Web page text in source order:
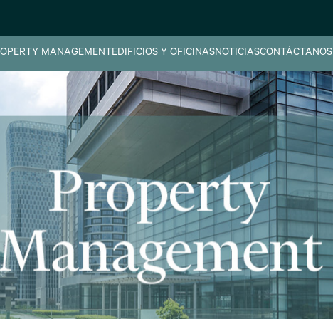
MANAGEMENT EDIFICIOS Y OFICINASNOTICIASCONTÁCTANOS